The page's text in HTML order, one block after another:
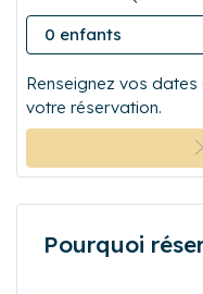
Renseignez vos
votre réservation.